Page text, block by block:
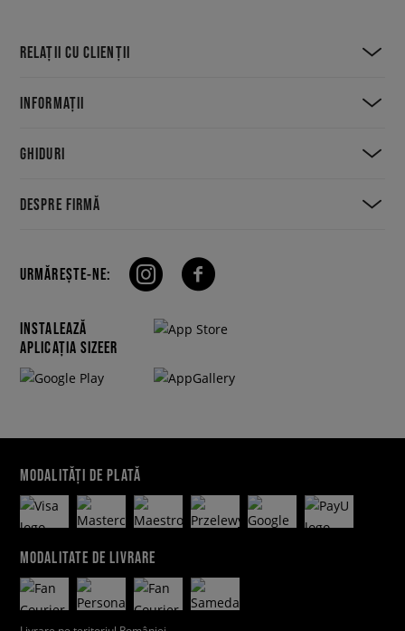
RELAȚII CU CLIENȚII
INFORMAȚII
GHIDURI
DESPRE FIRMĂ
URMĂREȘTE-NE:
INSTALEAZĂ
APLICAȚIA SIZEER
MODALITĂȚI DE PLATĂ
MODALITATE DE LIVRARE